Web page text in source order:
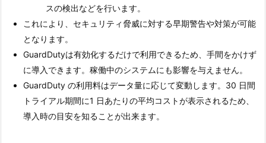
スの検出などを行います。
これにより、セキュリティ脅威に対する早期警告や対策が可能
となります。
GuardDutyは有効化するだけで利用できるため、手間をかけず
に導入できます。稼働中のシステムにも影響を与えません。
GuardDuty の利用料はデータ量に応じて変動します。30 日間
トライアル期間に1 日あたりの平均コストが表示されるため、
導入時の目安を知ることが出来ます。